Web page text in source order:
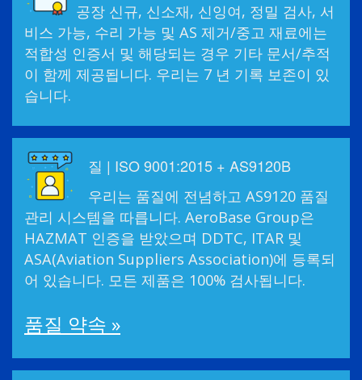
공장 신규, 신소재, 신잉여, 정밀 검사, 서
비스 가능, 수리 가능 및 AS 제거/중고 재료에는
적합성 인증서 및 해당되는 경우 기타 문서/추적
이 함께 제공됩니다. 우리는 7 년 기록 보존이 있
습니다.
질 | ISO 9001:2015 + AS9120B
우리는 품질에 전념하고 AS9120 품질
관리 시스템을 따릅니다. AeroBase Group은
HAZMAT 인증을 받았으며 DDTC, ITAR 및
ASA(Aviation Suppliers Association)에 등록되
어 있습니다. 모든 제품은 100% 검사됩니다.
품질 약속 »